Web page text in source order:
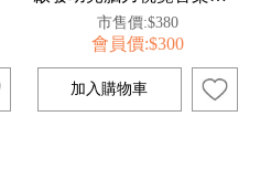
市售價:$380
會員價:$300